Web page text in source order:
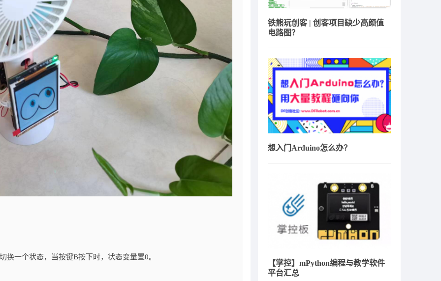
换一个状态，当按键B按下时，状态变量置0。
铁熊玩创客 | 创客项目缺少高颜值
电路图？
想入门Arduino怎么办？
【掌控】mPython编程与教学软件
平台汇总